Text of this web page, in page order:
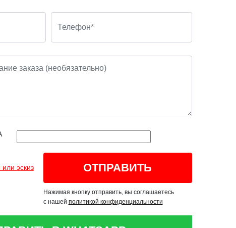
эскиз
Нажимая кнопку отправить, вы соглашаетесь
с нашей политикой конфиденциальности